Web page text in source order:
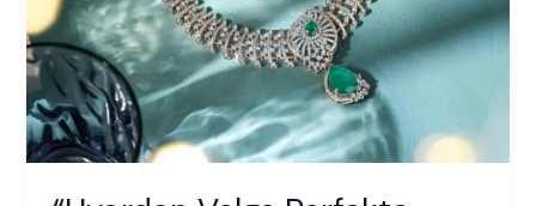
til
Ditt
Eget
Uttrykk”